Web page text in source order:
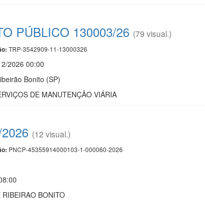
PÚBLICO 130003/26 (79 visual.)
TRP-3542909-11-13000326
2026 00:00
Bonito (SP)
DE MANUTENÇÃO VIÁRIA
(12 visual.)
PNCP-45355914000103-1-000060-2026
BONITO